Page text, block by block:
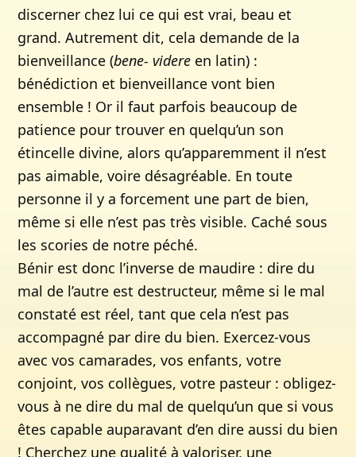
discerner chez lui ce qui est vrai, beau et
grand. Autrement dit, cela demande de la
bienveillance (bene- videre en latin) :
bénédiction et bienveillance vont bien
ensemble ! Or il faut parfois beaucoup de
patience pour trouver en quelqu’un son
étincelle divine, alors qu’apparemment il n’est
pas aimable, voire désagréable. En toute
personne il y a forcement une part de bien,
même si elle n’est pas très visible. Caché sous
les scories de notre péché.
Bénir est donc l’inverse de maudire : dire du
mal de l’autre est destructeur, même si le mal
constaté est réel, tant que cela n’est pas
accompagné par dire du bien. Exercez-vous
avec vos camarades, vos enfants, votre
conjoint, vos collègues, votre pasteur : obligez-
vous à ne dire du mal de quelqu’un que si vous
êtes capable auparavant d’en dire aussi du bien
! Cherchez une qualité à valoriser, une